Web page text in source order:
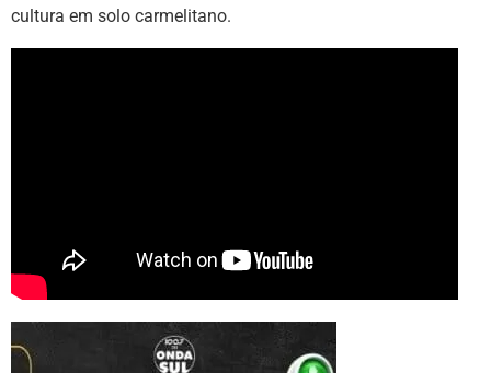
cultura em solo carmelitano.